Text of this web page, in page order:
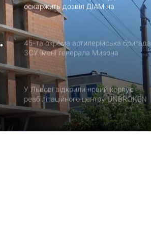
оскаржить дозвіл ДІАМ на
будівництво на вул. Олесницького
45-та окрема артилерійська бригада
ЗСУ імені генерала Мирона
Тарнавського відзначає 10-річчя
У Львові відкрили новий корпус
реабілітаційного центру UNBROKEN
Ukraine